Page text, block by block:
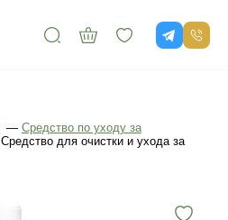
— Средство по уходу за
Средство для очистки и ухода за